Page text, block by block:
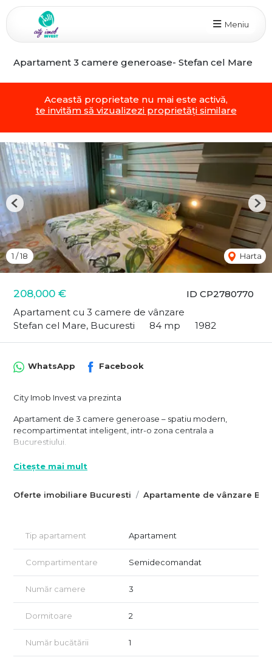
Meniu
Apartament 3 camere generoase- Stefan cel Mare
Această proprietate nu mai este activă,
te invităm să vizualizezi proprietăți similare
ID CP2780770
208,000 €
Apartament cu 3 camere de vânzare
Stefan cel Mare, Bucuresti
84 mp 1982
1 /18 Harta
Previous
Oferte imobiliare Bucuresti Apartamente de vânzare
WhatsApp Facebook
City Imob Invest va prezinta
Apartament de 3 camere generoase – spatiu modern,
recompartimentat inteligent, intr-o zona centrala a
Bucurestiului.
Oferim spre vanzare un apartament generos, rezultat din
transformarea (autorizata) a unei structuri initiale de 4 camere
Proprietatea este situata la etajul 2 al unui bloc construit in
zile.
Detalii si compartimentare
Dormitor matrimonial (16,3 mp) cu vedere catre o zona
retrasa, ferit de agitatia traficului, oferind intimitate si confort
fonic
Citește mai mult
Tip apartament Apartament
Compartimentare Semidecomandat
Număr camere 3
Dormitoare 2
Număr bucătării 1